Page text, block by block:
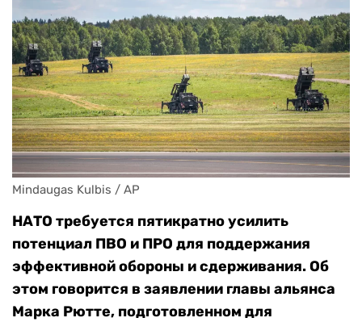
Mindaugas Kulbis / AP
НАТО требуется пятикратно усилить
потенциал ПВО и ПРО для поддержания
эффективной обороны и сдерживания. Об
этом говорится в заявлении главы альянса
Марка Рютте, подготовленном для